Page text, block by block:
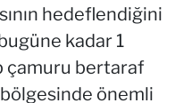
hedeflendiğini
kadar 1
çamuru bertaraf
önemli